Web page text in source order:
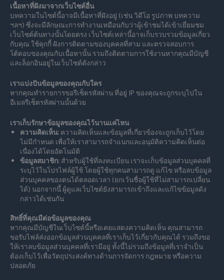
เนื้อหาที่ฝังมาจากเว็บไซต์อื่น
บทความในไซต์นี้อาจมีเนื้อหาที่ฝังอยู่ (เช่น วิดีโอ รูปภาพ บทความ
ฯลฯ) ซึ่งจะมีลักษณะการทำงานเหมือนกับว่าผู้เข้าชมได้เข้าเยี่ยมชม
เว็บไซต์ต้นทางนั้นโดยตรง เว็บไซต์เหล่านี้อาจเก็บรวบรวมข้อมูลเกี่ยว
กับคุณ ใช้คุกกี้ ฝังการติดตามของบุคคลที่สาม และตรวจสอบการ
โต้ตอบของคุณกับเนื้อหานั้น รวมถึงติดตามการใช้งานหากคุณมีบัญชี
และล็อกอินอยู่ในเว็บไซต์ดังกล่าว
เราแบ่งปันข้อมูลของคุณกับใคร
หากคุณทำรายการขอรีเซ็ตรหัสผ่าน ที่อยู่ IP ของคุณจะถูกระบุไปใน
อีเมลรีเซ็ตรหัสผ่านนั้นด้วย
เราเก็บรักษาข้อมูลของคุณไว้นานแค่ไหน
ความคิดเห็น: ความคิดเห็นและข้อมูลที่เกี่ยวข้องจะถูกเก็บไว้โดย
ไม่มีกำหนด เพื่อให้เราสามารถจำแนกและอนุมัติความคิดเห็นต่อ
เนื่องได้โดยอัตโนมัติ
ข้อมูลสมาชิก: สำหรับผู้ใช้ที่ลงทะเบียน เราจะเก็บข้อมูลส่วนบุคคลที่
ระบุไว้ในโปรไฟล์ผู้ใช้ โดยผู้ใช้ทุกคนสามารถดู แก้ไข หรือลบข้อมูล
ส่วนบุคคลของตนได้ตลอดเวลา (ยกเว้นชื่อผู้ใช้ที่ไม่สามารถเปลี่ยน
ได้) นอกจากนี้ ผู้ดูแลเว็บไซต์ยังสามารถเข้าถึงและแก้ไขข้อมูลดัง
กล่าวได้เช่นกัน
สิทธิ์ที่คุณมีต่อข้อมูลของคุณ
หากคุณมีบัญชีในเว็บไซต์นี้หรือเคยแสดงความคิดเห็น คุณสามารถ
ขอรับไฟล์ส่งออกข้อมูลส่วนบุคคลที่เราเก็บไว้เกี่ยวกับคุณได้ รวมถึงขอ
ให้เราลบข้อมูลส่วนบุคคลที่เรามีอยู่ ทั้งนี้ไม่รวมถึงข้อมูลที่เราจำเป็น
ต้องเก็บไว้เพื่อวัตถุประสงค์ทางด้านการจัดการ กฎหมาย หรือความ
ปลอดภัย